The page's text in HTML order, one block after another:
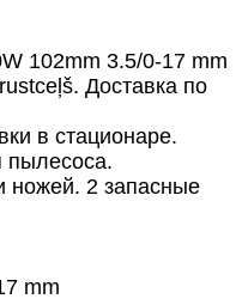
102mm 3.5/0-17 mm
Доставка по
в стационаре.
пылесоса.
ножей. 2 запасные
mm